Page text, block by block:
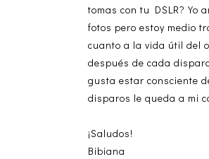
tomas con tu DSLR? Yo
fotos pero estoy medio
cuanto a la vida útil del
después de cada
gusta estar consciente
disparos le queda a mi
¡Saludos!
Bibiana